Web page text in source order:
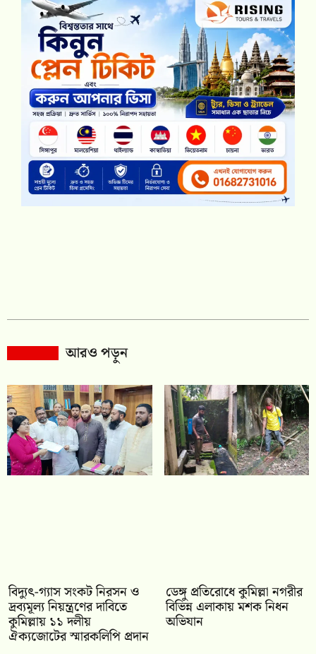
আরও পড়ুন
‎বিদ্যুৎ-গ্যাস সংকট নিরসন ও
দ্রব্যমূল্য নিয়ন্ত্রণের দাবিতে
কুমিল্লায় ১১ দলীয়
ঐক‍্যজোটের স্মারকলিপি প্রদান
ডেঙ্গু প্রতিরোধে কুমিল্লা নগরীর
বিভিন্ন এলাকায় মশক নিধন
অভিযান